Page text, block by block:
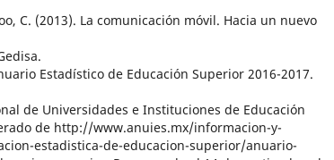
C. (2013). La comunicación móvil. Hacia un nuevo
Estadístico de Educación Superior 2016-2017.
de Universidades e Instituciones de Educación
de http://www.anuies.mx/informacion-y-
estadistica-de-educacion-superior/anuario-